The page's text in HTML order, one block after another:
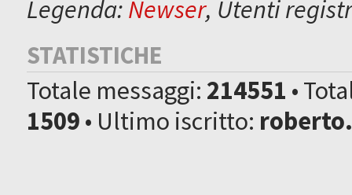
Legenda:Newser, Utenti
STATISTICHE
Totale messaggi: 214551 •
1509• Ultimo iscritto: